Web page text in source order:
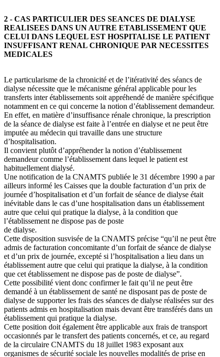
2 - CAS PARTICULIER DES SEANCES DE DIALYSE
REALISEES DANS UN AUTRE ETABLISSEMENT QUE
CELUI DANS LEQUEL EST HOSPITALISE LE PATIENT
INSUFFISANT RENAL CHRONIQUE PAR NECESSITES
MEDICALES
Le particularisme de la chronicité et de l’itérativité des séancs de
dialyse nécessite que le mécanisme général applicable pour les
transferts inter établissements soit appréhendé de manière spécifique
notamment en ce qui concerne la notion d’établissement demandeur.
En effet, en matière d’insuffisance rénale chronique, la prescription
de la séance de dialyse est faite à l’entrée en dialyse et ne peut être
imputée au médecin qui travaille dans une structure
d’hospitalisation.
Il convient plutôt d’appréhender la notion d’établissement
demandeur comme l’établissement dans lequel le patient est
habituellement dialysé.
Une notification de la CNAMTS publiée le 31 décembre 1990 a par
ailleurs informé les Caisses que la double facturation d’un prix de
journée d’hospitalisation et d’un forfait de séance de dialyse était
inévitable dans le cas d’une hospitalisation dans un établissement
autre que celui qui pratique la dialyse, à la condition que
l’établissement ne dispose pas de poste
de dialyse.
Cette disposition susvisée de la CNAMTS précise “qu’il ne peut être
admis de facturation concomitante d’un forfait de séance de dialyse
et d’un prix de journée, excepté si l’hospitalisation a lieu dans un
établissement autre que celui qui pratique la dialyse, à la condition
que cet établissement ne dispose pas de poste de dialyse”.
Cette possibilité vient donc confirmer le fait qu’il ne peut être
demandé à un établissement de santé ne disposant pas de poste de
dialyse de supporter les frais des séances de dialyse réalisées sur des
patients admis en hospitalisation mais devant être transférés dans un
établissement qui pratique la dialyse.
Cette position doit également être applicable aux frais de transport
occasionnés par le transfert des patients concernés, et ce, au regard
de la circulaire CNAMTS du 18 juillet 1983 exposant aux
organismes de sécurité sociale les nouvelles modalités de prise en